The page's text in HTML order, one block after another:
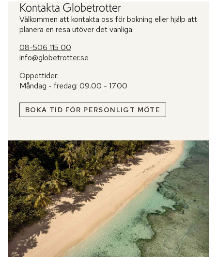
Kontakta Globetrotter
Välkommen att kontakta oss för bokning eller hjälp att
planera en resa utöver det vanliga.
08-506 115 00
info@globetrotter.se
Öppettider:
Måndag - fredag: 09.00 - 17.00
BOKA TID FÖR PERSONLIGT MÖTE